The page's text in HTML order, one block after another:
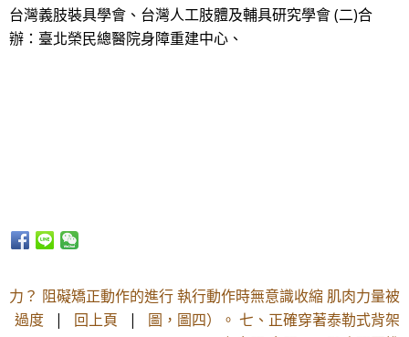
台灣義肢裝具學會、台灣人工肢體及輔具研究學會 (二)合
辦：臺北榮民總醫院身障重建中心、
力？ 阻礙矯正動作的進行 執行動作時無意識收縮 肌肉力量被
過度 | 回上頁 | 圖，圖四）。 七、正確穿著泰勒式背架